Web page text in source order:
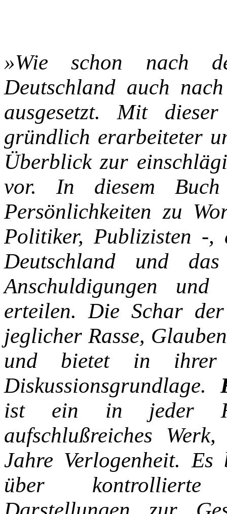
»Wie schon nach
Deutschland auch
ausgesetzt. Mit
gründlich erarbeiteter
Überblick zur
vor. In
diesem
Persönlichkeiten zu
Politiker, Publizisten -,
Deutschland und
Anschuldigungen und
erteilen. Die Schar
jeglicher Rasse,
und bietet in ihrer
Diskussionsgrundlage.
ist ein in jeder
aufschlußreiches Werk,
Jahre Verlogenheit.
über kontrollierte